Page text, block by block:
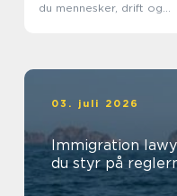
du mennesker, drift og
03. juli 2026
Immigration
du styr på